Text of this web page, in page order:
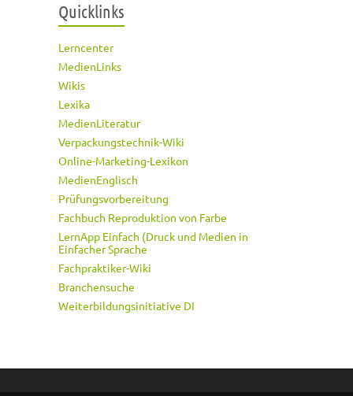
Quicklinks
Lerncenter
MedienLinks
Wikis
Lexika
MedienLiteratur
Verpackungstechnik-Wiki
Online-Marketing-Lexikon
MedienEnglisch
Prüfungsvorbereitung
Fachbuch Reproduktion von Farbe
LernApp Einfach (Druck und Medien in
Einfacher Sprache
Fachpraktiker-Wiki
Branchensuche
Weiterbildungsinitiative DI